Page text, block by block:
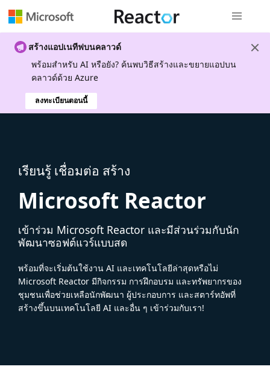
สร้างแอปเนทีฟบนคลาวด์
พร้อมสําหรับ AI หรือยัง? ค้นพบวิธีสร้างและขยายแอปบน
คลาวด์ด้วย Azure
ลงทะเบียนตอนนี้
เรียนรู้ เชื่อมต่อ สร้าง
Microsoft Reactor
เข้าร่วม Microsoft Reactor และมีส่วนร่วมกับนัก
พัฒนาซอฟต์แวร์แบบสด
พร้อมที่จะเริ่มต้นใช้งาน AI และเทคโนโลยีล่าสุดหรือไม่
Microsoft Reactor มีกิจกรรม การฝึกอบรม และทรัพยากรของ
ชุมชนเพื่อช่วยเหลือนักพัฒนา ผู้ประกอบการ และสตาร์ทอัพที่
สร้างขึ้นบนเทคโนโลยี AI และอื่น ๆ เข้าร่วมกับเรา!